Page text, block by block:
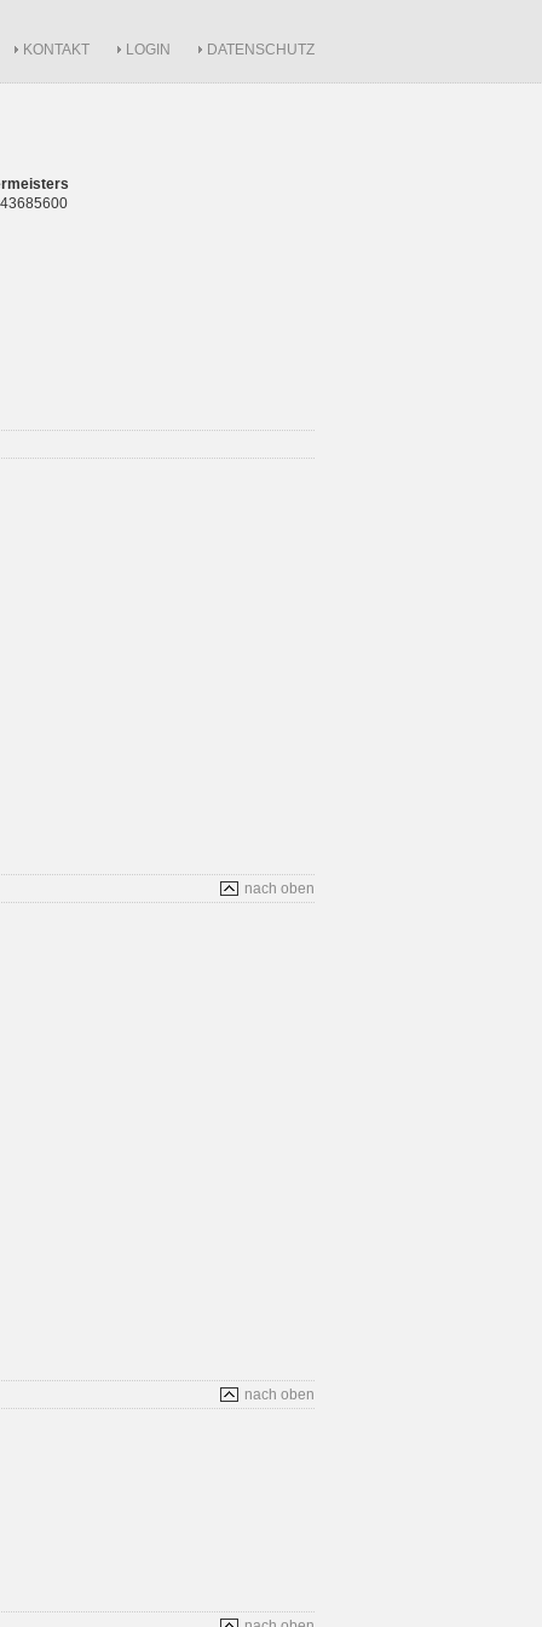
KONTAKT LOGIN DATENSCHUTZ
nach oben
nach oben